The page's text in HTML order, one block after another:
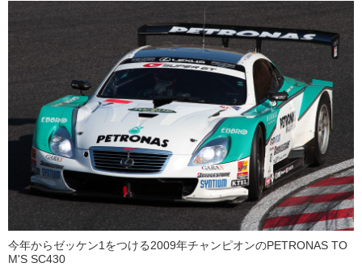
今年からゼッケン1をつける2009年チャンピオンのPETRONAS TO
M'S SC430